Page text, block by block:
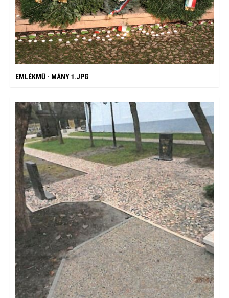
EMLÉKMŰ - MÁNY 1.JPG